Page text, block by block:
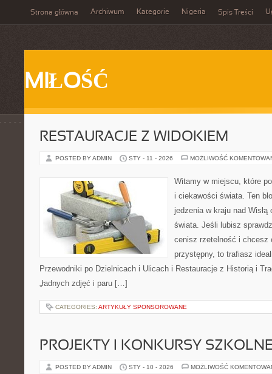
Strona główna Archiwum Kategorie Nigeria Spis Treści
MIŁOŚĆ
RESTAURACJE Z WIDOKIEM
POSTED BY ADMIN STY - 11 - 2026 MOŻLIWOŚĆ
Witamy w miejscu, które
i ciekawości świata. Ten
jedzenia w kraju nad
świata. Jeśli lubisz
cenisz rzetelność i chcesz
przystępny, to trafiasz
Przewodniki po Dzielnicach i Ulicach i Restauracje z Historią i
„ładnych zdjęć i paru […]
CATEGORIES: ARTYKUŁY SPONSOROWANE
PROJEKTY I KONKURSY
POSTED BY ADMIN STY - 10 - 2026 MOŻLIWOŚĆ